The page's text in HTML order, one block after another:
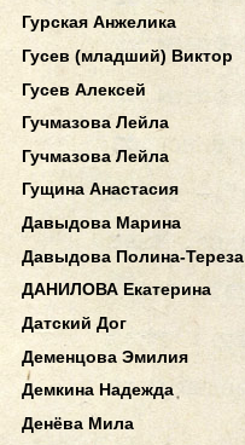
Гурская Анжелика
Гусев (младший) Виктор
Гусев Алексей
Гучмазова Лейла
Гучмазова Лейла
Гущина Анастасия
Давыдова Марина
Давыдова Полина-Тереза
ДАНИЛОВА Екатерина
Датский Дог
Деменцова Эмилия
Демкина Надежда
Денёва Мила